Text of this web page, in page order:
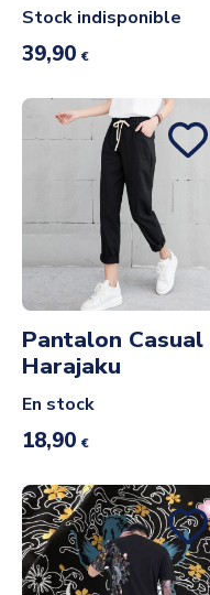
Stock indisponible
39,90 €
Pantalon Casual
Harajaku
En stock
18,90 €